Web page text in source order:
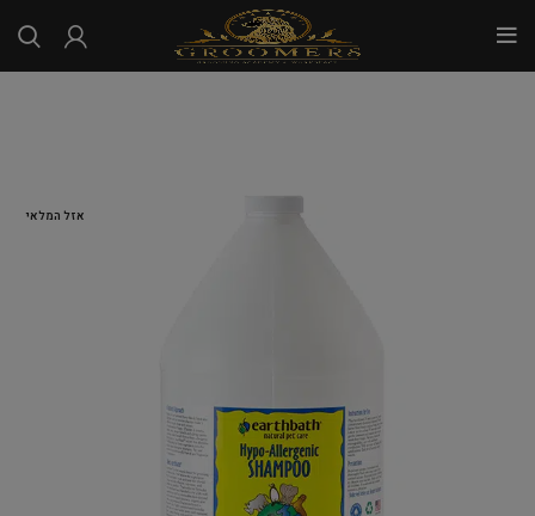
אזל המלאי